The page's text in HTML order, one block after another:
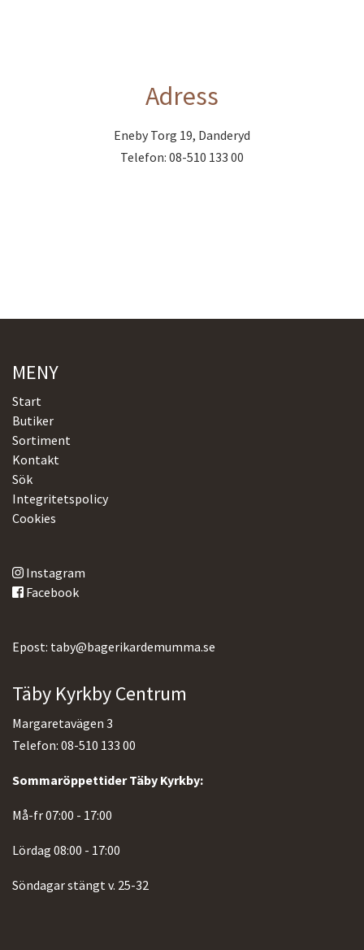
Adress
Eneby Torg 19, Danderyd
Telefon: 08-510 133 00
MENY
Start
Butiker
Sortiment
Kontakt
Sök
Integritetspolicy
Cookies
Instagram
Facebook
Epost: taby@bagerikardemumma.se
Täby Kyrkby Centrum
Margaretavägen 3
Telefon: 08-510 133 00
Sommaröppettider Täby Kyrkby:
Må-fr 07:00 - 17:00
Lördag 08:00 - 17:00
Söndagar stängt v. 25-32